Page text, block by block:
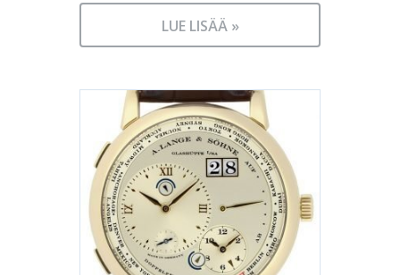
LUE LISÄÄ »